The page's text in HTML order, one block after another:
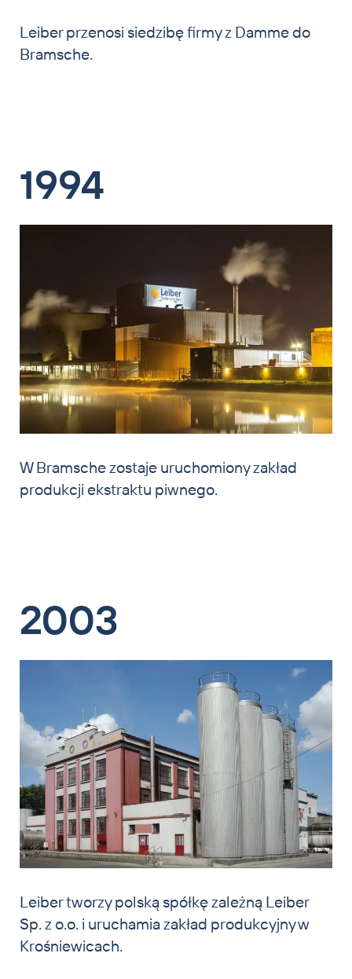
Leiber przenosi siedzibę firmy z Damme do
Bramsche.
1994
W Bramsche zostaje uruchomiony zakład
produkcji ekstraktu piwnego.
2003
Leiber tworzy polską spółkę zależną Leiber
Sp. z o.o. i uruchamia zakład produkcyjny w
Krośniewicach.